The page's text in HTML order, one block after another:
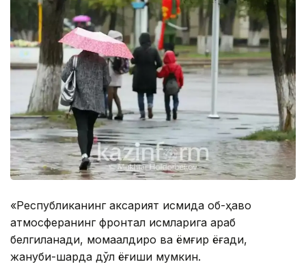
«Республиканинг аксарият қисмида об-ҳаво
атмосферанинг фронтал қисмларига қараб
белгиланади, момақалдироқ ва ёмғир ёғади,
жануби-шарқда дўл ёғиши мумкин.